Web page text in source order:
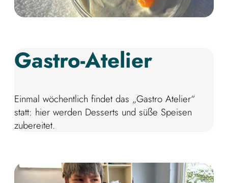
Gastro-Atelier
Einmal wöchentlich findet das „Gastro Atelier“
statt: hier werden Desserts und süße Speisen
zubereitet.